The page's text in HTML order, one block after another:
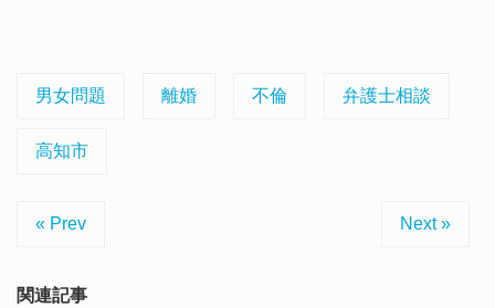
男女問題 離婚 不倫 弁護士相談
高知市
« Prev Next »
関連記事